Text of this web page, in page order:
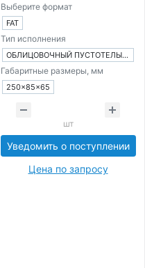
Выберите формат
FAT
Тип исполнения
ОБЛИЦОВОЧНЫЙ ПУСТОТЕЛЫЙ КИРПИЧ
Габаритные размеры, мм
250×85×65
шт
Уведомить о поступлении
Цена по запросу